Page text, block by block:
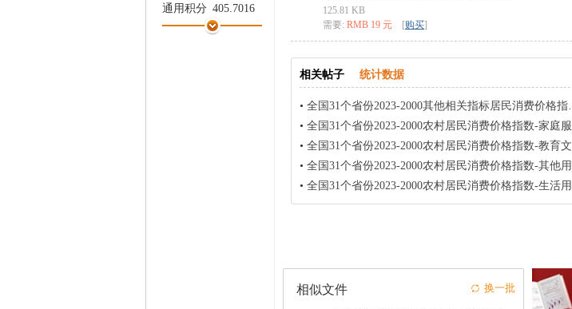
通用积分 405.7016
学术水平
6 点
125.81 KB
需要: RMB 19 元 [购买]
相关帖子 统计数据
• 全国31个省份2023-2000其他相关指标居民消费价格指数和商品零售价格指数农村居民消费价格总指数(上年=100)GDP人口常住含原始数据及无缺失值页签
• 全国31个省份2023-2000农村居民消费价格指数-家庭服务类消费价格指数(上年=100，%)GDP人口常住含原始数据及无缺失值页签
• 全国31个省份2023-2000农村居民消费价格指数-教育文化娱乐类消费价格指数-教育类消费价格指数(上年=100，%)GDP人口常住含原始数据及无缺失值页签
• 全国31个省份2023-2000农村居民消费价格指数-其他用品及服务类消费价格指数(上年=100，%)GDP人口常住含原始数据及无缺失值页签
• 全国31个省份2023-2000农村居民消费价格指数-生活用品及服务类消费价格指数(上年=100，%)GDP人口常住含原始数据及无缺失值页签
相似文件 换一批